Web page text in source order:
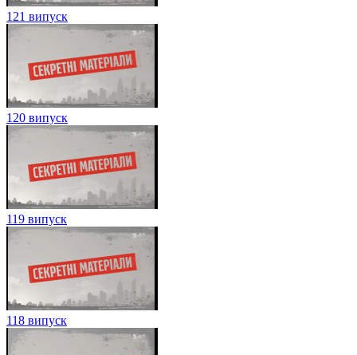
121 випуск
120 випуск
119 випуск
118 випуск